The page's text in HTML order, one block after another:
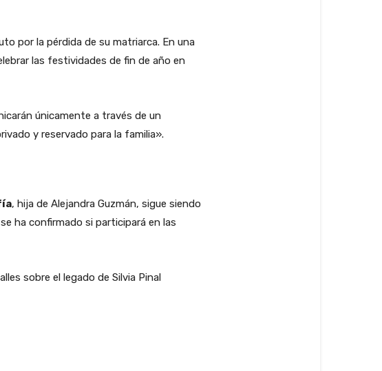
por la pérdida de su matriarca. En una
las festividades de fin de año en
únicamente a través de un
y reservado para la familia».
, hija de Alejandra Guzmán, sigue siendo
ha confirmado si participará en las
sobre el legado de Silvia Pinal